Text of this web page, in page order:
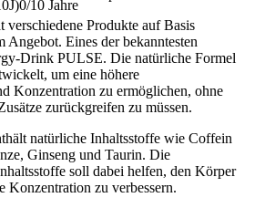
0/10 Jahre
verschiedene Produkte auf Basis
Angebot. Eines der bekanntesten
Drink PULSE. Die natürliche Formel
um eine höhere
Konzentration zu ermöglichen, ohne
zurückgreifen zu müssen.
natürliche Inhaltsstoffe wie Coffein
Ginseng und Taurin. Die
soll dabei helfen, den Körper
Konzentration zu verbessern.